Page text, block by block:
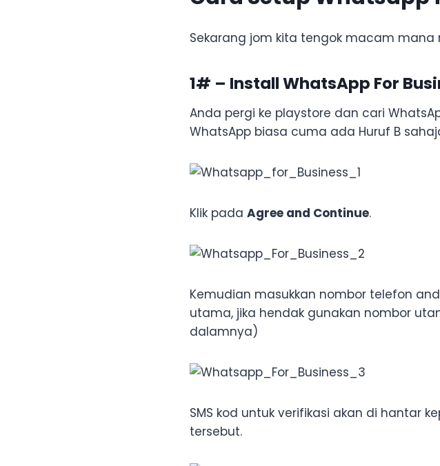
Sekarang jom kita tengok macam mana
1# – Install WhatsApp For
Anda pergi ke playstore dan cari
WhatsApp biasa cuma ada Huruf B
Klik pada Agree and Continue.
Kemudian masukkan nombor telefon
utama, jika hendak gunakan nombor
dalamnya)
SMS kod untuk verifikasi akan di hantar
tersebut.